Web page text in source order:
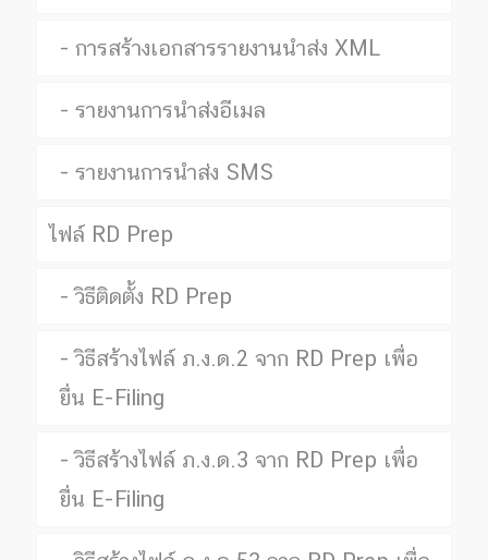
การสร้างเอกสารรายงานนำส่ง XML
รายงานการนำส่งอีเมล
รายงานการนำส่ง SMS
ไฟล์ RD Prep
วิธีติดตั้ง RD Prep
วิธีสร้างไฟล์ ภ.ง.ด.2 จาก RD Prep เพื่อ
ยื่น E-Filing
วิธีสร้างไฟล์ ภ.ง.ด.3 จาก RD Prep เพื่อ
ยื่น E-Filing